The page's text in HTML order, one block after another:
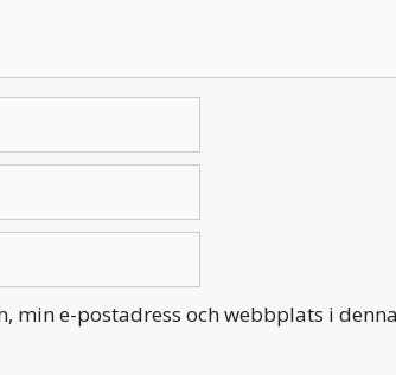
min e-postadress och webbplats i